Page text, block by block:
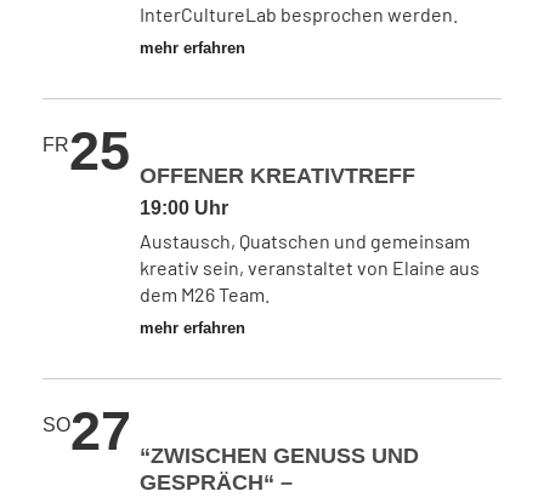
InterCultureLab besprochen werden.
mehr erfahren
FR25 OFFENER KREATIVTREFF
19:00 Uhr
Austausch, Quatschen und gemeinsam
kreativ sein, veranstaltet von Elaine aus
dem M26 Team.
mehr erfahren
SO27 “ZWISCHEN GENUSS UND
GESPRÄCH“ –